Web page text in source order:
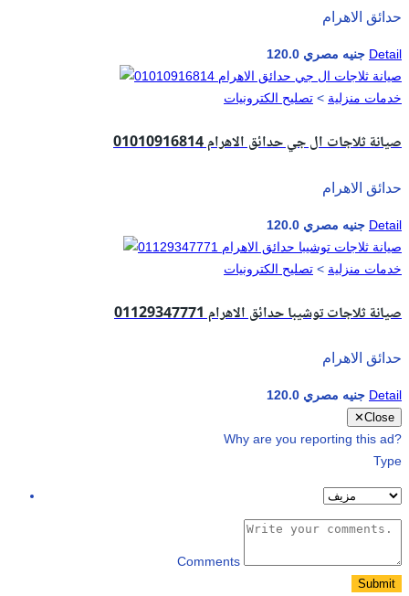
حدائق الاهرام
120.0 جنيه مصري Detail
خدمات منزلية > تصليح الكترونيات
صيانة ثلاجات ال جي حدائق الاهرام 01010916814
حدائق الاهرام
120.0 جنيه مصري Detail
خدمات منزلية > تصليح الكترونيات
صيانة ثلاجات توشيبا حدائق الاهرام 01129347771
حدائق الاهرام
120.0 جنيه مصري Detail
✕Close
Why are you reporting this ad?
Type
Comments
Submit